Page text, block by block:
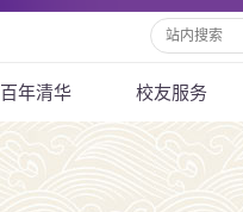
百年清华 校友服务